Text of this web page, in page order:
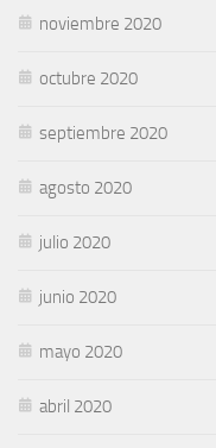
noviembre 2020
octubre 2020
septiembre 2020
agosto 2020
julio 2020
junio 2020
mayo 2020
abril 2020